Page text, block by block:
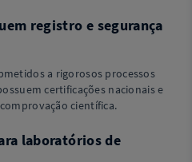
registro e segurança
a rigorosos processos
certificações nacionais e
científica.
laboratórios de